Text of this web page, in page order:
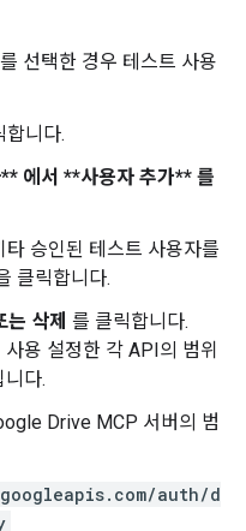
를 선택한 경우 테스트 사용
합니다.
에서 **사용자 추가** 를
타 승인된 테스트 사용자를
클릭합니다.
삭제 를 클릭합니다.
용 설정한 각 API의 범위
다.
Drive MCP 서버의 범
auth/d